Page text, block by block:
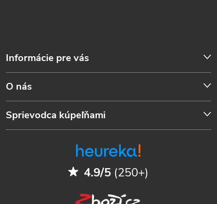
Informácie pre vás
O nás
Sprievodca kúpeľňami
4.9/5 (250+)